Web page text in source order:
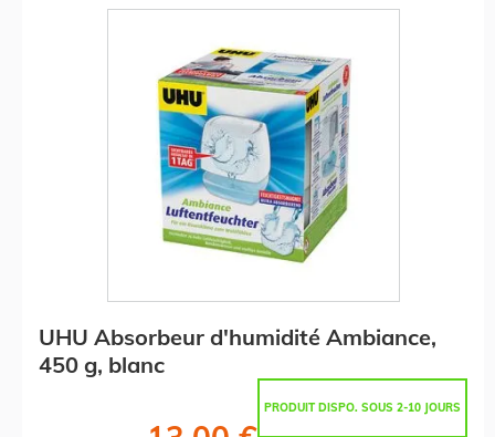
UHU Absorbeur d'humidité Ambiance,
450 g, blanc
PRODUIT DISPO. SOUS 2-10 JOURS